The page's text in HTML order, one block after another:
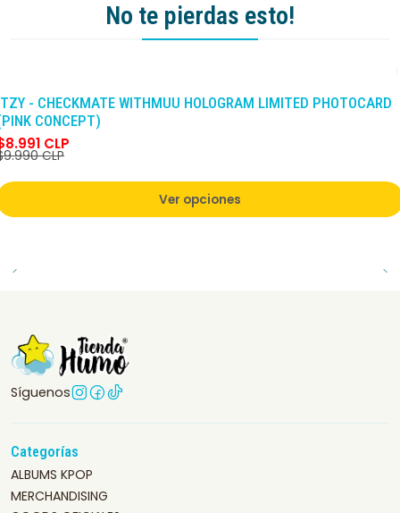
No te pierdas esto!
- CHECKMATE WITHMUU HOLOGRAM LIMITED PHOTOCARD
CONCEPT)
CLP
CLP
Ver opciones
Síguenos
Categorías
ALBUMS KPOP
MERCHANDISING